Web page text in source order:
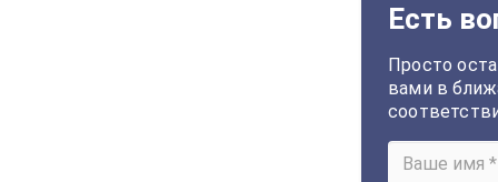
Есть
Просто
вами в